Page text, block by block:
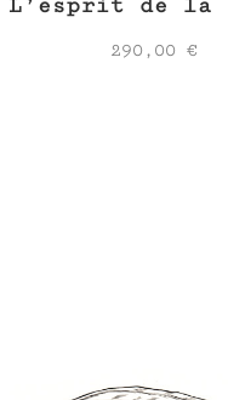
290,00€